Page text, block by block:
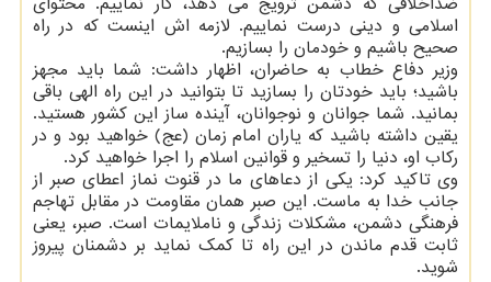
اسلامی و دینی درست نماییم. لازمه اش اینست که در راه
صحیح باشیم و خودمان را بسازیم.
وزیر دفاع خطاب به حاضران، اظهار داشت: شما باید مجهز
باشید؛ باید خودتان را بسازید تا بتوانید در این راه الهی باقی
بمانید. شما جوانان و نوجوانان، آینده ساز این کشور هستید.
یقین داشته باشید که یاران امام زمان (عج) خواهید بود و در
رکاب او، دنیا را تسخیر و قوانین اسلام را اجرا خواهید کرد.
وی تاکید کرد: یکی از دعاهای ما در قنوت نماز اعطای صبر از
جانب خدا به ماست. این صبر همان مقاومت در مقابل تهاجم
فرهنگی دشمن، مشکلات زندگی و ناملایمات است. صبر، یعنی
ثابت قدم ماندن در این راه تا کمک نماید بر دشمنان پیروز
شوید.